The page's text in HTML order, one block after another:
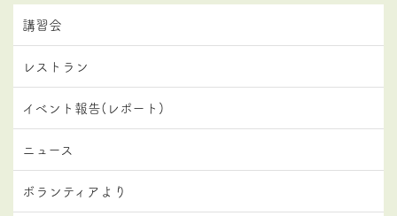
講習会
レストラン
イベント報告(レポート)
ニュース
ボランティアより